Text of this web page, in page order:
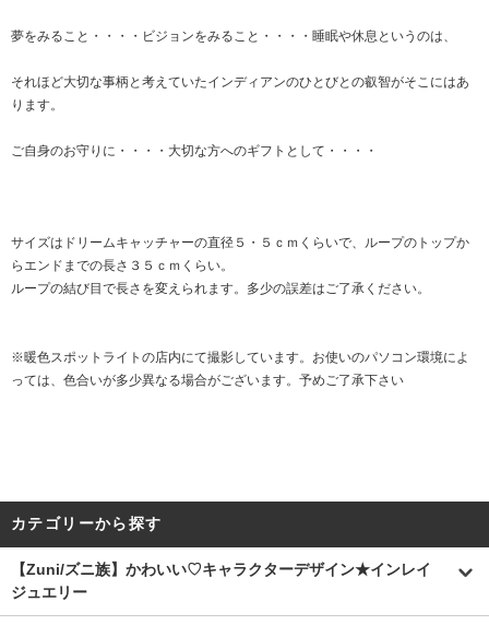
夢をみること・・・・ビジョンをみること・・・・睡眠や休息というのは、
それほど大切な事柄と考えていたインディアンのひとびとの叡智がそこにはあ
ります。
ご自身のお守りに・・・・大切な方へのギフトとして・・・・
サイズはドリームキャッチャーの直径５・５ｃｍくらいで、ループのトップか
らエンドまでの長さ３５ｃｍくらい。
ループの結び目で長さを変えられます。多少の誤差はご了承ください。
※暖色スポットライトの店内にて撮影しています。お使いのパソコン環境によ
っては、色合いが多少異なる場合がございます。予めご了承下さい
カテゴリーから探す
【Zuni/ズニ族】かわいい♡キャラクターデザイン★インレイ
ジュエリー